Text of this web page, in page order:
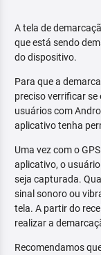
A tela de
que está sendo
do dispositivo.
Para que a
preciso verrificar
usuários com
aplicativo tenha
Uma vez com o
aplicativo, o
seja capturada.
sinal sonoro ou
tela. A partir do
realizar a
Recomendamos